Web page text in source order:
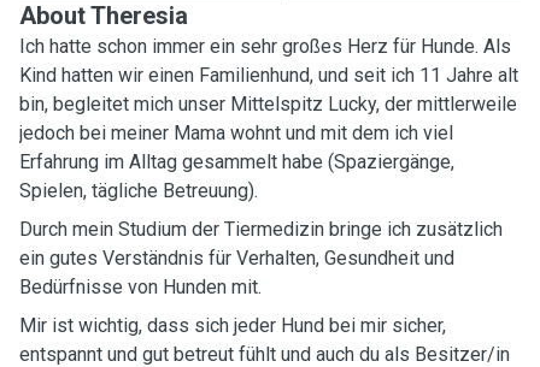
About Theresia
Ich hatte schon immer ein sehr großes Herz für Hunde. Als
Kind hatten wir einen Familienhund, und seit ich 11 Jahre alt
bin, begleitet mich unser Mittelspitz Lucky, der mittlerweile
jedoch bei meiner Mama wohnt und mit dem ich viel
Erfahrung im Alltag gesammelt habe (Spaziergänge,
Spielen, tägliche Betreuung).
Durch mein Studium der Tiermedizin bringe ich zusätzlich
ein gutes Verständnis für Verhalten, Gesundheit und
Bedürfnisse von Hunden mit.
Mir ist wichtig, dass sich jeder Hund bei mir sicher,
entspannt und gut betreut fühlt und auch du als Besitzer/in